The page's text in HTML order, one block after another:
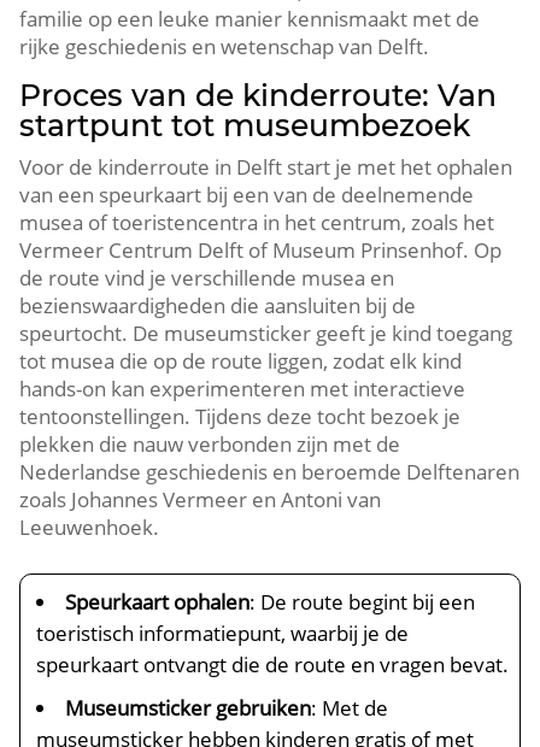
familie op een leuke manier kennismaakt met de
rijke geschiedenis en wetenschap van Delft.​
Proces van de kinderroute: Van
startpunt tot museumbezoek
Voor de kinderroute in Delft start je met het ophalen
van een speurkaart bij een van de deelnemende
musea of toeristencentra in het centrum, zoals het
Vermeer Centrum Delft of Museum Prinsenhof.​ Op
de route vind je verschillende musea en
bezienswaardigheden die aansluiten bij de
speurtocht.​ De museumsticker geeft je kind toegang
tot musea die op de route liggen, zodat elk kind
hands-on kan experimenteren met interactieve
tentoonstellingen.​ Tijdens deze tocht bezoek je
plekken die nauw verbonden zijn met de
Nederlandse geschiedenis en beroemde Delftenaren
zoals Johannes Vermeer en Antoni van
Leeuwenhoek.​
Speurkaart ophalen: De route begint bij een
toeristisch informatiepunt, waarbij je de
speurkaart ontvangt die de route en vragen bevat.​
Museumsticker gebruiken: Met de
museumsticker hebben kinderen gratis of met